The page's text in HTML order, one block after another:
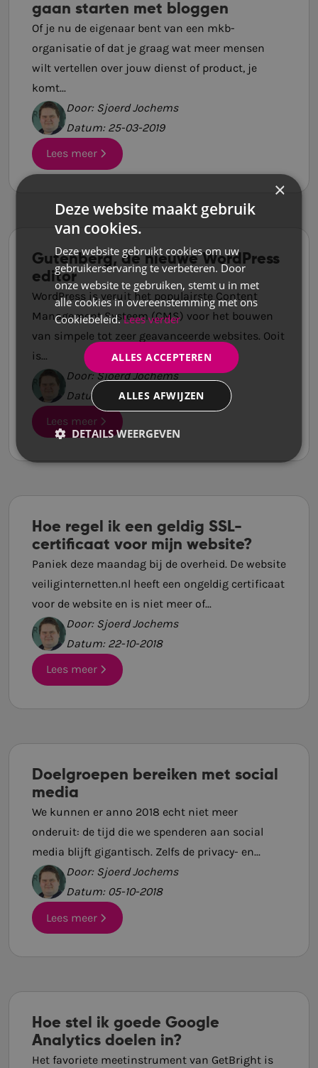
gaan starten met bloggen
Of je nu de eigenaar bent van een mkb-
organisatie of dat je graag wat meer mensen
wilt vertellen over jouw dienst of product, je
komt...
Door: Sjoerd Jochems
Datum: 25-03-2019
Lees meer
Gutenberg, de nieuwe WordPress
editor
WordPress is veruit het populairste Content
Management Systeem (CMS) voor het bouwen
van simpele tot zeer geavanceerde websites. Ooit
is...
Door: Sjoerd Jochems
Datum: 03-12-2018
Lees meer
Hoe regel ik een geldig SSL-
certificaat voor mijn website?
Paniek deze maandag bij de overheid. De website
veiliginternetten.nl heeft een ongeldig certificaat
voor de website en is niet meer of...
Door: Sjoerd Jochems
Datum: 22-10-2018
Lees meer
Doelgroepen bereiken met social
media
We kunnen er anno 2018 echt niet meer
onderuit: de tijd die we spenderen aan social
media blijft gigantisch. Zelfs de privacy- en...
Door: Sjoerd Jochems
Datum: 05-10-2018
Lees meer
Hoe stel ik goede Google
Analytics doelen in?
Het favoriete meetinstrument van GetBright is
×
Deze website maakt gebruik
van cookies.
Deze website gebruikt cookies om uw
gebruikerservaring te verbeteren. Door
onze website te gebruiken, stemt u in met
alle cookies in overeenstemming met ons
Cookiebeleid.Lees verder
ALLES ACCEPTEREN
ALLES AFWIJZEN
DETAILS WEERGEVEN